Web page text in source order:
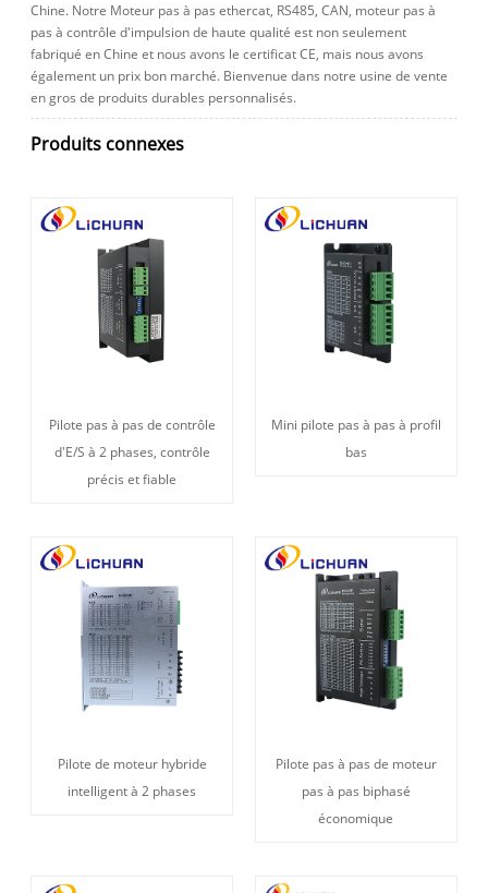
Chine. Notre Moteur pas à pas ethercat, RS485, CAN, moteur pas à
pas à contrôle d'impulsion de haute qualité est non seulement
fabriqué en Chine et nous avons le certificat CE, mais nous avons
également un prix bon marché. Bienvenue dans notre usine de vente
en gros de produits durables personnalisés.
Produits connexes
Pilote pas à pas de contrôle
d'E/S à 2 phases, contrôle
précis et fiable
Mini pilote pas à pas à profil
bas
Pilote de moteur hybride
intelligent à 2 phases
Pilote pas à pas de moteur
pas à pas biphasé
économique